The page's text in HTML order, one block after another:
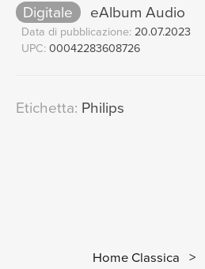
Digitale eAlbum Audio
Data di pubblicazione: 20.07.2023
UPC: 00042283608726
Etichetta: Philips
Home Classica >